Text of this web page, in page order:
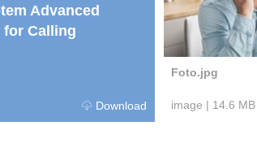
Advanced
for Calling
Download
Foto.jpg
image | 14.6 MB